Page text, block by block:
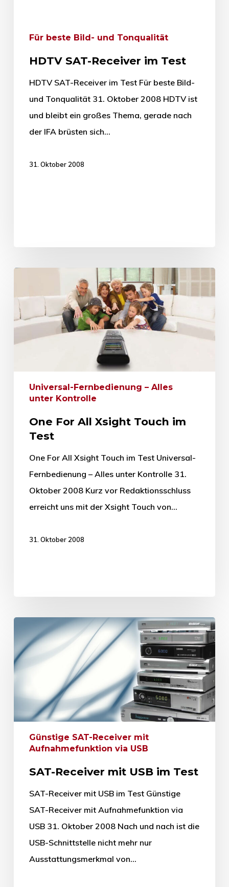
Für beste Bild- und Tonqualität
HDTV SAT-Receiver im Test
HDTV SAT-Receiver im Test Für beste Bild-
und Tonqualität 31. Oktober 2008 HDTV ist
und bleibt ein großes Thema, gerade nach
der IFA brüsten sich…
31. Oktober 2008
Universal-Fernbedienung – Alles
unter Kontrolle
One For All Xsight Touch im
Test
One For All Xsight Touch im Test Universal-
Fernbedienung – Alles unter Kontrolle 31.
Oktober 2008 Kurz vor Redaktionsschluss
erreicht uns mit der Xsight Touch von…
31. Oktober 2008
Günstige SAT-Receiver mit
Aufnahmefunktion via USB
SAT-Receiver mit USB im Test
SAT-Receiver mit USB im Test Günstige
SAT-Receiver mit Aufnahmefunktion via
USB 31. Oktober 2008 Nach und nach ist die
USB-Schnittstelle nicht mehr nur
Ausstattungsmerkmal von…